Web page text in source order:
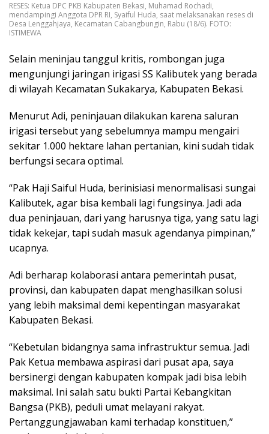
RESES: Ketua DPC PKB Kabupaten Bekasi, Muhamad Rochadi,
mendampingi Anggota DPR RI, Syaiful Huda, saat melaksanakan reses di
Desa Lenggahjaya, Kecamatan Cabangbungin, Rabu (18/6). FOTO:
ISTIMEWA
Selain meninjau tanggul kritis, rombongan juga
mengunjungi jaringan irigasi SS Kalibutek yang berada
di wilayah Kecamatan Sukakarya, Kabupaten Bekasi.
Menurut Adi, peninjauan dilakukan karena saluran
irigasi tersebut yang sebelumnya mampu mengairi
sekitar 1.000 hektare lahan pertanian, kini sudah tidak
berfungsi secara optimal.
“Pak Haji Saiful Huda, berinisiasi menormalisasi sungai
Kalibutek, agar bisa kembali lagi fungsinya. Jadi ada
dua peninjauan, dari yang harusnya tiga, yang satu lagi
tidak kekejar, tapi sudah masuk agendanya pimpinan,”
ucapnya.
Adi berharap kolaborasi antara pemerintah pusat,
provinsi, dan kabupaten dapat menghasilkan solusi
yang lebih maksimal demi kepentingan masyarakat
Kabupaten Bekasi.
“Kebetulan bidangnya sama infrastruktur semua. Jadi
Pak Ketua membawa aspirasi dari pusat apa, saya
bersinergi dengan kabupaten kompak jadi bisa lebih
maksimal. Ini salah satu bukti Partai Kebangkitan
Bangsa (PKB), peduli umat melayani rakyat.
Pertanggungjawaban kami terhadap konstituen,”